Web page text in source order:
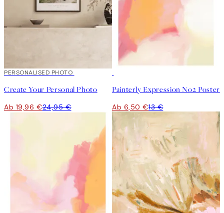
20%*Kunst erstellen
PERSONALISED PHOTO
Create Your Personal Photo
Ab 19,96 €24,95 €
Painterly Expression No2 Poster
Ab 6,50 €13 €